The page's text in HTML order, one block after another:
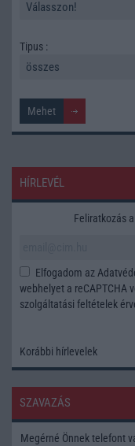
Tipus :
HÍRLEVÉL
Feliratkozás
Elfogadom az
webhelyet a reCAPTCHA
szolgáltatási feltételek
Korábbi hírlevelek
SZAVAZÁS
Megérné Önnek telefont